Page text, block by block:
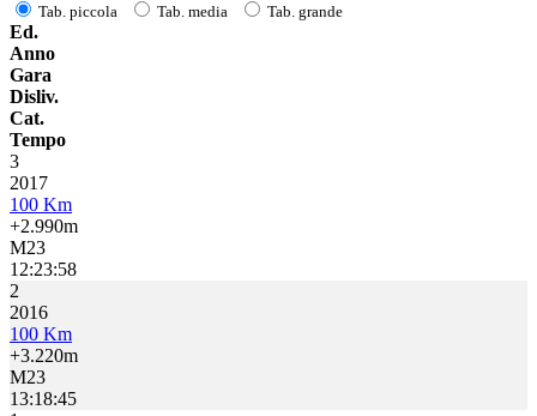
Tab. piccola Tab. media Tab. grande
Ed.
Anno
Gara
Disliv.
Cat.
Tempo
3
2017
100 Km
+2.990m
M23
12:23:58
2
2016
100 Km
+3.220m
M23
13:18:45